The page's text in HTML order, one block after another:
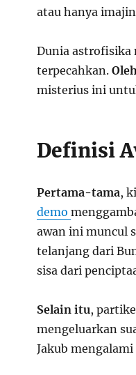
atau hanya
Dunia astrofisika
terpecahkan.
misterius ini
Definisi
Pertama-tama,
demo
awan ini muncul
telanjang dari
sisa dari
Selain itu,
mengeluarkan
Jakub